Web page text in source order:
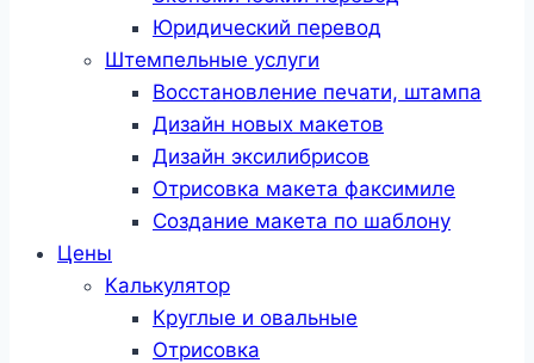
Юридический перевод
Штемпельные услуги
Восстановление печати, штампа
Дизайн новых макетов
Дизайн эксилибрисов
Отрисовка макета факсимиле
Создание макета по шаблону
Цены
Калькулятор
Круглые и овальные
Отрисовка